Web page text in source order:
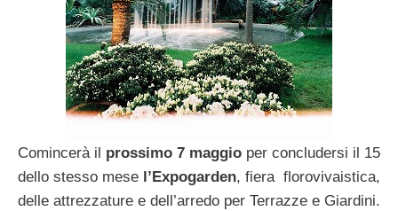
Comincerà il prossimo 7 maggio per concludersi il 15
dello stesso mese l’Expogarden, fiera florovivaistica,
delle attrezzature e dell’arredo per Terrazze e Giardini.